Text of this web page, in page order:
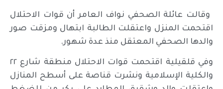
​​​​​ وقالت عائلة الصحفي نواف العامر أن قوات الاحتلال
اقتحمت المنزل واعتقلت الطالبة ابتهال ومزقت صور
والدها الصحفي المعتقل منذ عدة شهور.
وفي قلقيلية اقتحمت قوات الاحتلال منطقة شارع ٢٢
والكلية الإسلامية ونشرت قناصة على أسطح المنازل